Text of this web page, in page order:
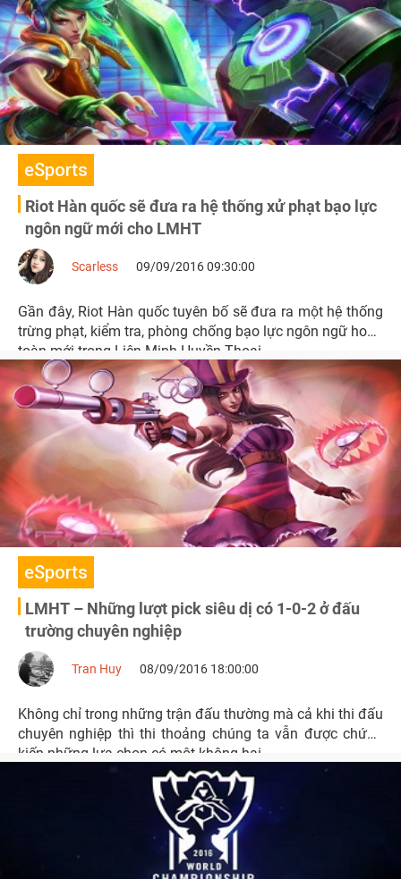
eSports
Riot Hàn quốc sẽ đưa ra hệ thống xử phạt bạo lực
ngôn ngữ mới cho LMHT
Scarless 09/09/2016 09:30:00
Gần đây, Riot Hàn quốc tuyên bố sẽ đưa ra một hệ thống
trừng phạt, kiểm tra, phòng chống bạo lực ngôn ngữ hoàn
toàn mới trong Liên Minh Huyền Thoại.
eSports
LMHT – Những lượt pick siêu dị có 1-0-2 ở đấu
trường chuyên nghiệp
Tran Huy 08/09/2016 18:00:00
Không chỉ trong những trận đấu thường mà cả khi thi đấu
chuyên nghiệp thì thi thoảng chúng ta vẫn được chứng
kiến những lựa chọn có một không hai.